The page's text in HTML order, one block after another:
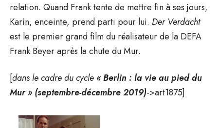
relation. Quand Frank tente de mettre fin à ses jours,
Karin, enceinte, prend parti pour lui. Der Verdacht
est le premier grand film du réalisateur de la DEFA
Frank Beyer après la chute du Mur.
[dans le cadre du cycle « Berlin : la vie au pied du
Mur » (septembre-décembre 2019)->art1875]